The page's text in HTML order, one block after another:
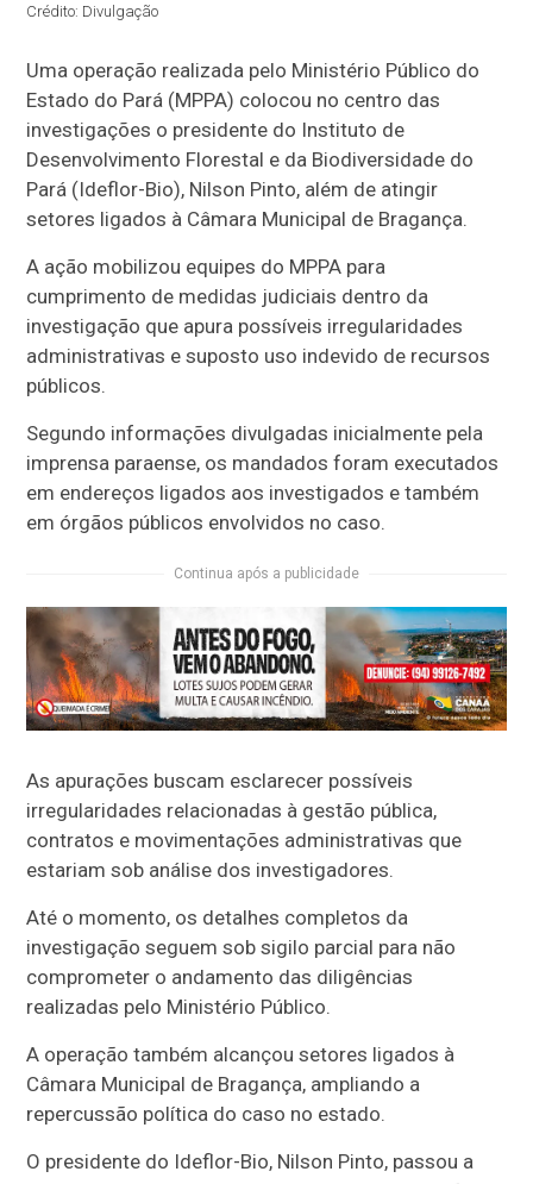
Crédito: Divulgação
Uma operação realizada pelo Ministério Público do
Estado do Pará (MPPA) colocou no centro das
investigações o presidente do Instituto de
Desenvolvimento Florestal e da Biodiversidade do
Pará (Ideflor-Bio), Nilson Pinto, além de atingir
setores ligados à Câmara Municipal de Bragança.
A ação mobilizou equipes do MPPA para
cumprimento de medidas judiciais dentro da
investigação que apura possíveis irregularidades
administrativas e suposto uso indevido de recursos
públicos.
Segundo informações divulgadas inicialmente pela
imprensa paraense, os mandados foram executados
em endereços ligados aos investigados e também
em órgãos públicos envolvidos no caso.
Continua após a publicidade
As apurações buscam esclarecer possíveis
irregularidades relacionadas à gestão pública,
contratos e movimentações administrativas que
estariam sob análise dos investigadores.
Até o momento, os detalhes completos da
investigação seguem sob sigilo parcial para não
comprometer o andamento das diligências
realizadas pelo Ministério Público.
A operação também alcançou setores ligados à
Câmara Municipal de Bragança, ampliando a
repercussão política do caso no estado.
O presidente do Ideflor-Bio, Nilson Pinto, passou a